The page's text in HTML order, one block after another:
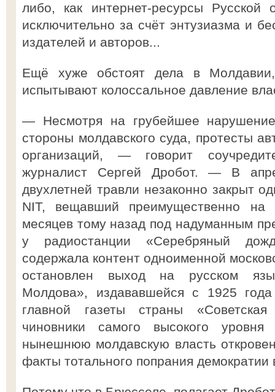
либо, как интернет-ресурсы
исключительно за счёт энтузиазма и
издателей и авторов...
Ещё хуже обстоят дела в
испытывают колоссальное давление
— Несмотря на грубейшее
стороны молдавского суда, протесты
организаций, — говорит
журналист Сергей Дробот. — В
двухлетней травли незаконно закрыт
NIT, вещавший преимущественно на
месяцев тому назад под надуманным
у радиостанции «Серебряный
содержала контент одноименной
остановлен выход на русском
Молдова», издававшейся с 1925
главной газеты страны
чиновники самого высокого
нынешнюю молдавскую власть
факты тотального попрания